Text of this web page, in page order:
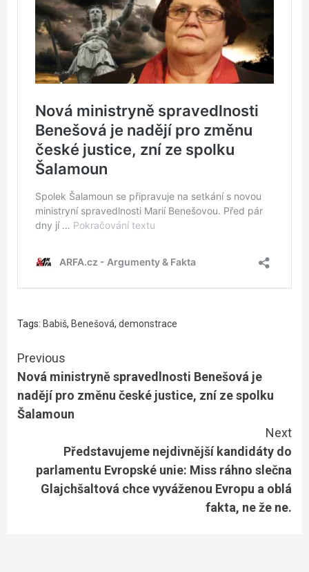
Tags: Babiš, Benešová, demonstrace
Continue
Reading
Previous
Nová ministryně spravedlnosti Benešová je
nadějí pro změnu české justice, zní ze spolku
Šalamoun
Next
Představujeme nejdivnější kandidáty do
parlamentu Evropské unie: Miss ráhno slečna
Glajchšaltová chce vyváženou Evropu a oblá
fakta, ne že ne.